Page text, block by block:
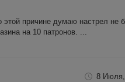
этой причине думаю настрел не
на 10 патронов. ...
8